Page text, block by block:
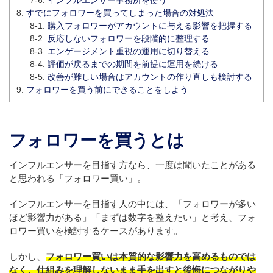
すでにフォロワーを買ってしまった場合の対処法
購入フォロワーがアカウントに与える影響を把握する
反応しないフォロワーを段階的に整理する
エンゲージメント重視の運用に切り替える
評価が戻るまでの期間を前提に運用を続ける
改善が難しい場合はアカウントの作り直しも検討する
フォロワーを買う前にできることをしよう
フォロワーを買うとは
インフルエンサーを目指す方なら、一度は聞いたことがある
と思われる「フォロワー買い」。
インフルエンサーを目指す人の中には、「フォロワーが多い
ほど影響力がある」「まずは数字を整えたい」と考え、フォ
ロワー買いを検討するケースがあります。
しかし、 フォロワー買いは本質的な影響力を高めるものでは
なく、仕組みを理解しないまま手を出すと後悔につながりや